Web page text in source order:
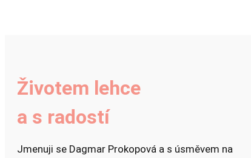
Životem lehce
a s radostí
Jmenuji se Dagmar Prokopová a s úsměvem na